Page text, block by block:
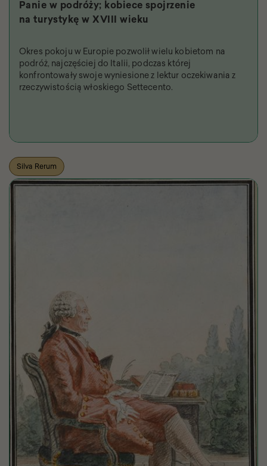
Panie w podróży; kobiece spojrzenie
na turystykę w XVIII wieku
Okres pokoju w Europie pozwolił wielu kobietom na
podróż, najczęściej do Italii, podczas której
konfrontowały swoje wyniesione z lektur oczekiwania z
rzeczywistością włoskiego Settecento.
Silva Rerum